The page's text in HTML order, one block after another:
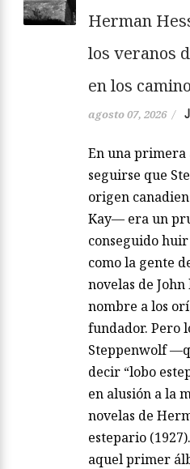
Herman
los veranos
en los
agosto 07, 2026 /
En una primera
seguirse que
origen
Kay— era un
conseguido
como la gente
novelas de
nombre a los
fundador. Pero
Steppenwolf
decir “lobo
en alusión a la
novelas de
estepario
aquel primer